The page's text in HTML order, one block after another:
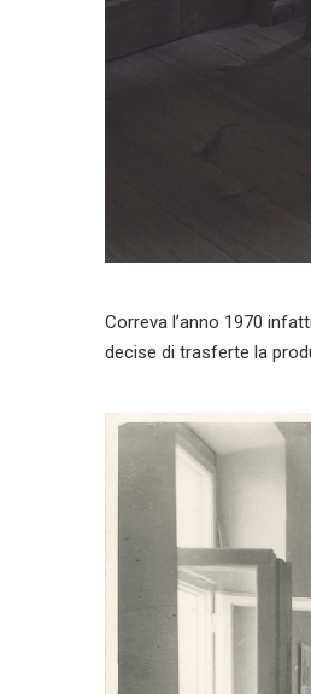
Correva l’anno 1970
decise di trasferte la